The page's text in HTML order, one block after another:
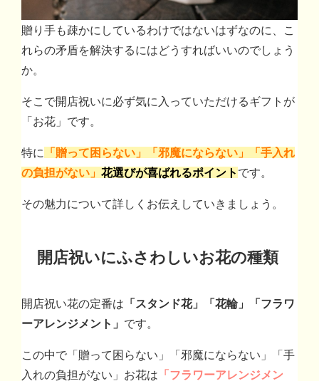
贈り手も疎かにしているわけではないはずなのに、こ
れらの矛盾を解決するにはどうすればいいのでしょう
か。
そこで開店祝いに必ず気に入っていただけるギフトが
「お花」です。
特に
「贈って困らない」「邪魔にならない」「手入れ
の負担がない」 花選びが喜ばれるポイント です。
その魅力について詳しくお伝えしていきましょう。
開店祝いにふさわしいお花の種類
開店祝い花の定番は 「スタンド花」「花輪」「フラワ
ーアレンジメント」 です。
この中で「贈って困らない」「邪魔にならない」「手
入れの負担がない」お花は 「フラワーアレンジメン